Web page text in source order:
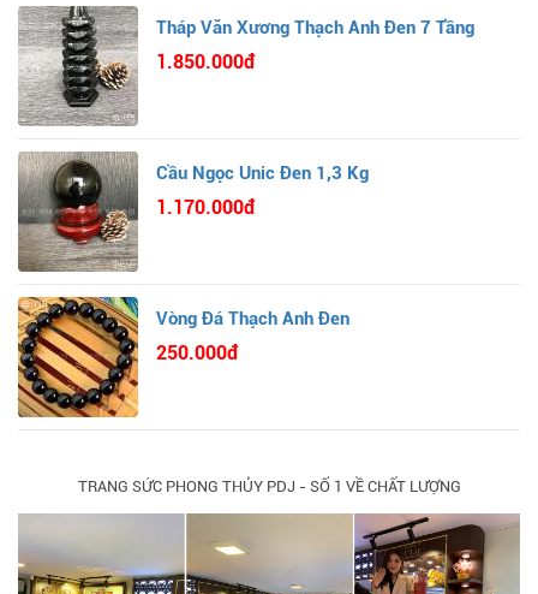
Tháp Văn Xương Thạch Anh Đen 7 Tầng
1.850.000đ
Cầu Ngọc Unic Đen 1,3 Kg
1.170.000đ
Vòng Đá Thạch Anh Đen
250.000đ
TRANG SỨC PHONG THỦY PDJ - SỐ 1 VỀ CHẤT LƯỢNG